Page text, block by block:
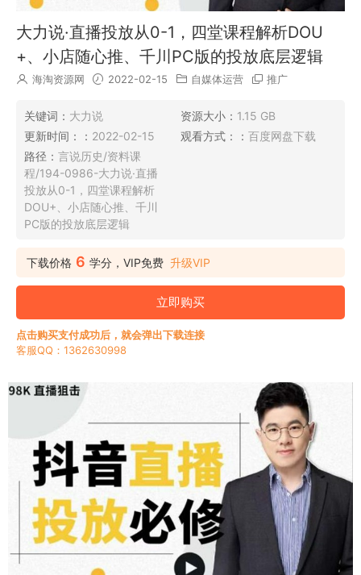
大力说·直播投放从0-1，四堂课程解析DOU
+、小店随心推、千川PC版的投放底层逻辑
海淘资源网 2022-02-15 自媒体运营 推广
关键词： 大力说 资源大小： 1.15 GB
更新时间：： 2022-02-15 观看方式：： 百度网盘下载
路径： 言说历史/资料课
程/194-0986-大力说·直播
投放从0-1，四堂课程解析
DOU+、小店随心推、千川
PC版的投放底层逻辑
下载价格 6 学分，VIP免费 升级VIP
立即购买
点击购买支付成功后，就会弹出下载连接
客服QQ：1362630998